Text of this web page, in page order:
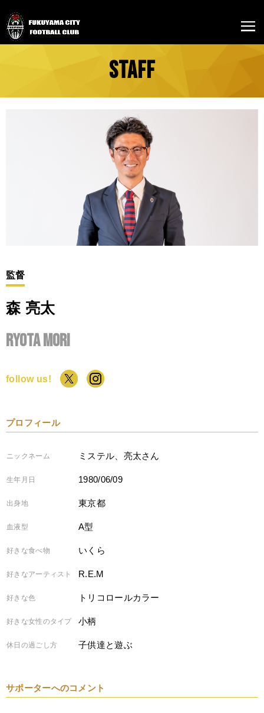
STAFF
監督
森 亮太
Ryota Mori
follow us!
プロフィール
ニックネーム ミステル、亮太さん
生年月日 1980/06/09
出身地 東京都
血液型 A型
好きな食べ物 いくら
好きなアーティスト R.E.M
好きな色 トリコロールカラー
好きな女性のタイプ 小柄
休日の過ごし方 子供達と遊ぶ
サポーターへのコメント